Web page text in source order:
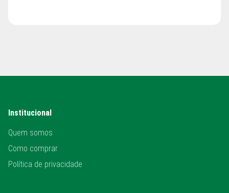
Institucional
Quem somos
Como comprar
Política de privacidade